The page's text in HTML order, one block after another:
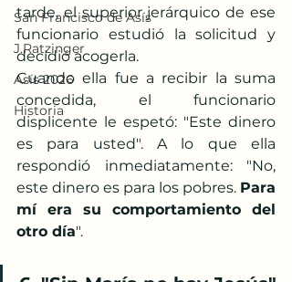
San Francisco de Asís
J.Ratzinger
Asís 2026
Historia
tarde, el superior jerárquico de ese
funcionario estudió la solicitud y
decidió acogerla.
Cuando ella fue a recibir la suma
concedida, el funcionario
displicente le espetó: "Este dinero
es para usted". A lo que ella
respondió inmediatamente: "No,
este dinero es para los pobres. Para
mí era su comportamiento del
otro día".